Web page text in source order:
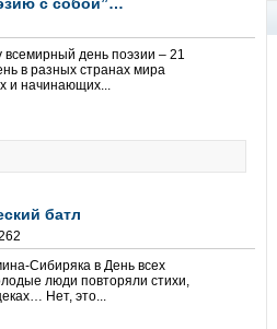
всемирный день поэзии – 21
в разных странах мира
и начинающих...
батл
Сибиряка в День всех
люди повторяли стихи,
Нет, это...